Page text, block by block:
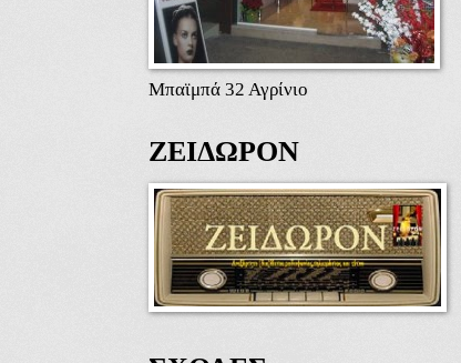
Μπαϊμπά 32 Αγρίνιο
ΖΕΙΔΩΡΟΝ